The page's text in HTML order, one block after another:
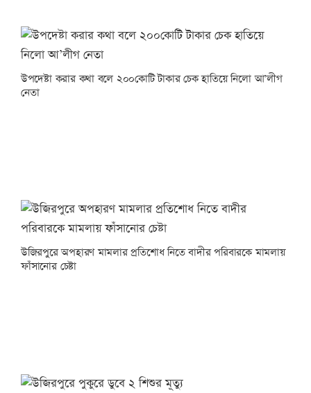
উপদেষ্টা করার কথা বলে ২০০কোটি টাকার চেক হাতিয়ে নিলো আ’লীগ
নেতা
উজিরপুরে অপহারণ মামলার প্রতিশোধ নিতে বাদীর পরিবারকে মামলায়
ফাঁসানোর চেষ্টা